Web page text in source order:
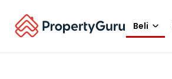
Beli